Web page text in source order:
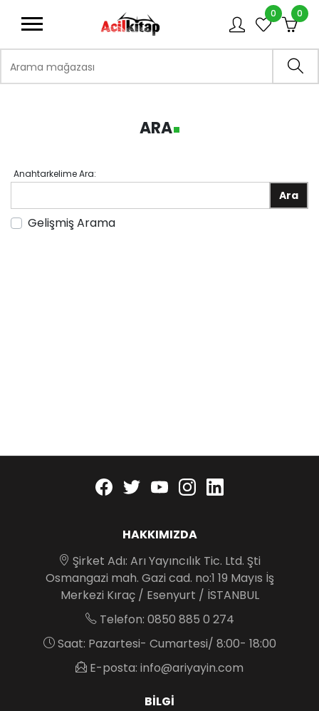
0 0
ARA
Anahtarkelime Ara:
adv
Gelişmiş Arama
Facebook
twitteryoutubeinstagram
HAKKIMIZDA
Şirket Adı: Arı Yayıncılık Tic. Ltd. Şti
Osmangazi mah. Gazi cad. no:1 19 Mayıs İş
Merkezi Kıraç / Esenyurt / İSTANBUL
Telefon: 0850 885 0 274
Saat: Pazartesi- Cumartesi/ 8:00- 18:00
E-posta: info@ariyayin.com
BILGI